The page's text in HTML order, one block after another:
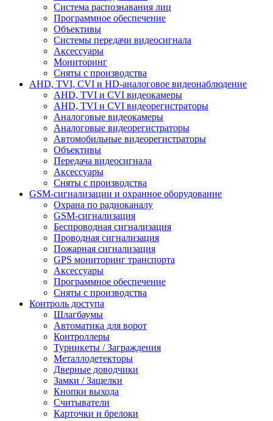
Система распознавания лиц
Программное обеспечение
Объективы
Системы передачи видеосигнала
Аксессуары
Мониторинг
Сняты с производства
AHD, TVI, CVI и HD-аналоговое видеонаблюдение
AHD, TVI и CVI видеокамеры
AHD, TVI и CVI видеорегистраторы
Аналоговые видеокамеры
Аналоговые видеорегистраторы
Автомобильные видеорегистраторы
Объективы
Передача видеосигнала
Аксессуары
Сняты с производства
GSM-сигнализации и охранное оборудование
Охрана по радиоканалу
GSM-сигнализация
Беспроводная сигнализация
Проводная сигнализация
Пожарная сигнализация
GPS мониторинг транспорта
Аксессуары
Программное обеспечение
Сняты с производства
Контроль доступа
Шлагбаумы
Автоматика для ворот
Контроллеры
Турникеты / Заграждения
Металлодетекторы
Дверные доводчики
Замки / Защелки
Кнопки выхода
Считыватели
Карточки и брелоки